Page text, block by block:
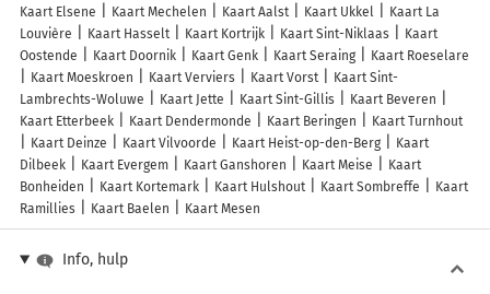
Kaart Elsene
Kaart Mechelen Kaart Aalst Kaart Ukkel
Kaart La
Louvière
Kaart Hasselt Kaart Kortrijk Kaart Sint-Niklaas
Kaart
Oostende
Kaart Doornik Kaart Genk Kaart Seraing
Kaart Roeselare
Kaart Moeskroen
Kaart Verviers Kaart Vorst
Kaart Sint-
Lambrechts-Woluwe
Kaart Jette Kaart Sint-Gillis
Kaart Beveren
Kaart Etterbeek
Kaart Dendermonde Kaart Beringen
Kaart Turnhout
Kaart Deinze
Kaart Vilvoorde Kaart Heist-op-den-Berg
Kaart
Dilbeek
Kaart Evergem Kaart Ganshoren Kaart Meise
Kaart
Bonheiden
Kaart Kortemark Kaart Hulshout Kaart Sombreffe
Kaart
Ramillies
Kaart Baelen Kaart Mesen
Info, hulp